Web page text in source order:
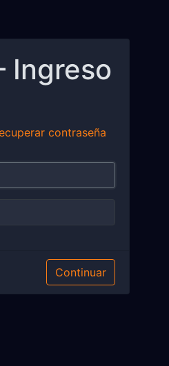
Ingreso
contraseña
Continuar